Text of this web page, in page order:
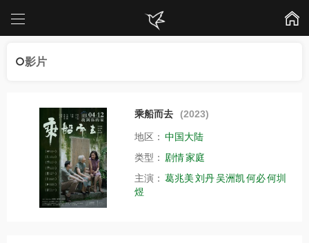
影片
乘船而去 (2023)
地区： 中国大陆
类型： 剧情家庭
主演： 葛兆美刘丹吴洲凯何必何圳
煜